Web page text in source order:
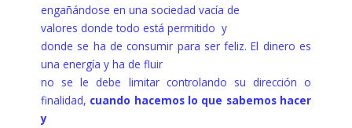
engañándose en una sociedad vacía de
valores donde todo está permitido y
donde se ha de consumir para ser feliz. El dinero es
una energía y ha de fluir
no se le debe limitar controlando su dirección o
finalidad, cuando hacemos lo que sabemos hacer
y